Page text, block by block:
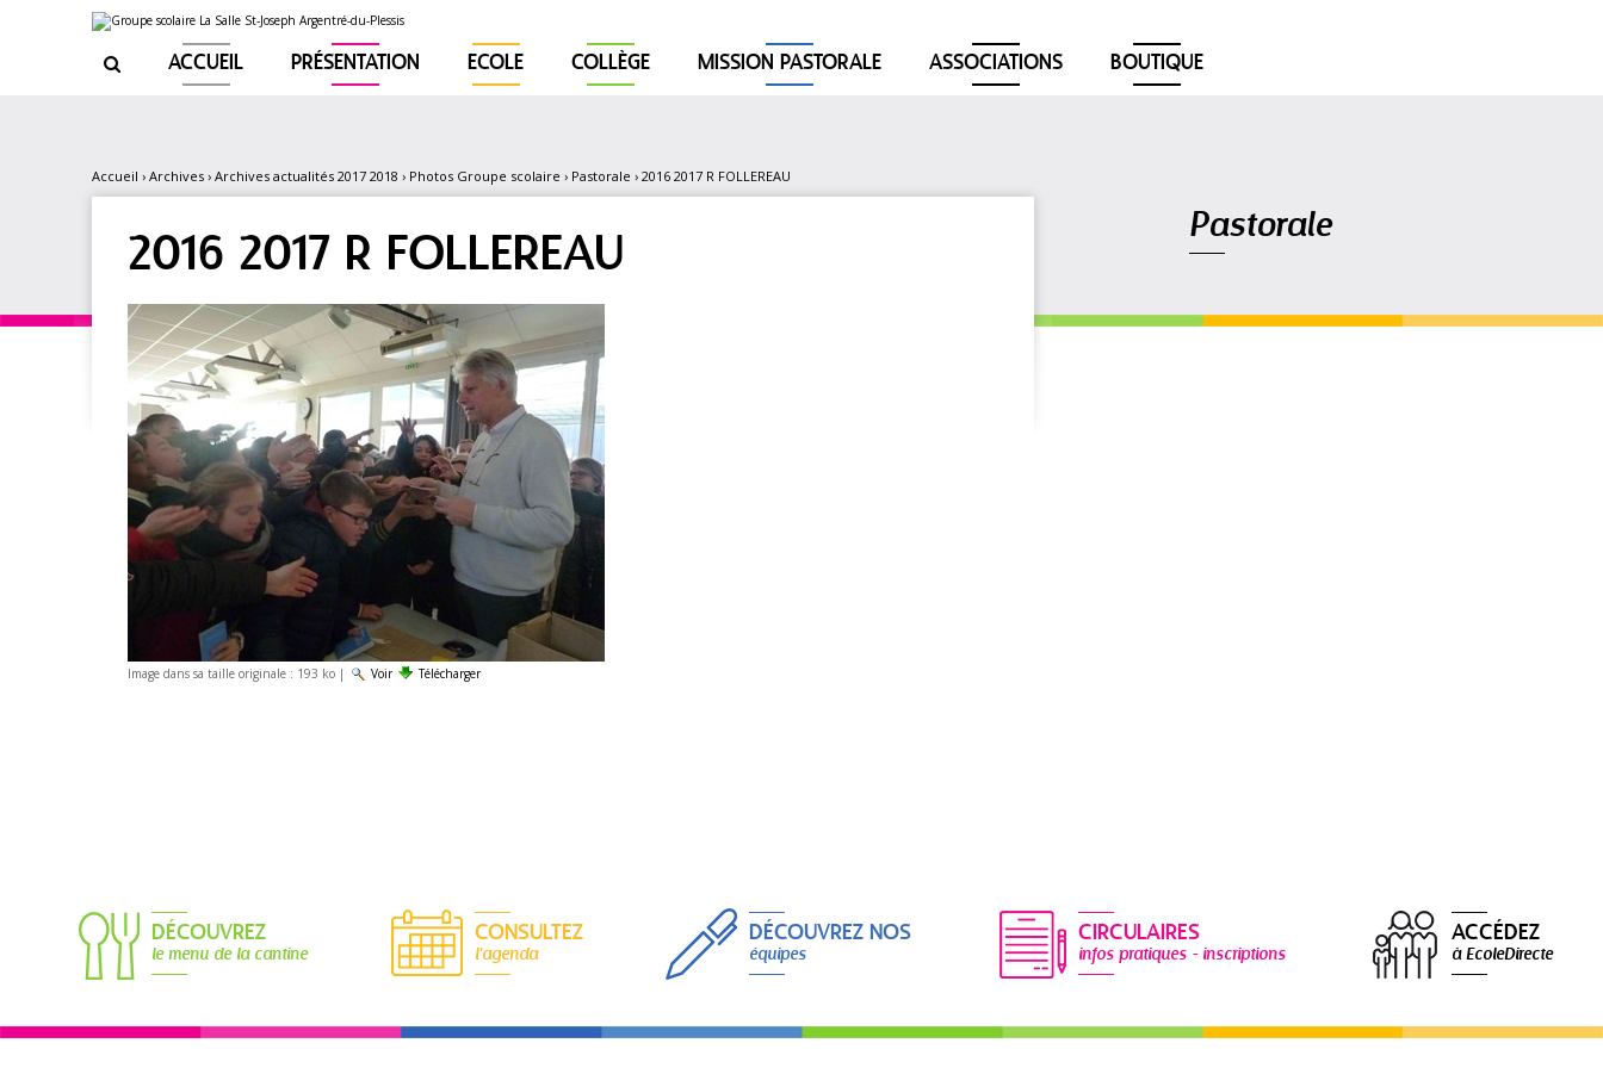
 ACCUEIL PRÉSENTATION ECOLE COLLÈGE MISSION PASTORALE ASSOCIATIONS BOUTIQUE
Accueil › Archives › Archives actualités 2017 2018 › Photos Groupe scolaire › Pastorale › 2016 2017 R FOLLEREAU
2016 2017 R FOLLEREAU
Image dans sa taille originale : 193 ko | Voir Télécharger
Pastorale
DÉCOUVREZ
le menu de la cantine
CONSULTEZ
l'agenda
DÉCOUVREZ NOS
équipes
CIRCULAIRES
infos pratiques - inscriptions
ACCÉDEZ
à EcoleDirecte